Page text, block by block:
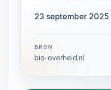
23 september 2025
BRON
bio-overheid.nl